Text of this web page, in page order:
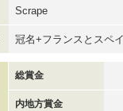
Scrape
冠名+フランスとスペ
総賞金
内地方賞金